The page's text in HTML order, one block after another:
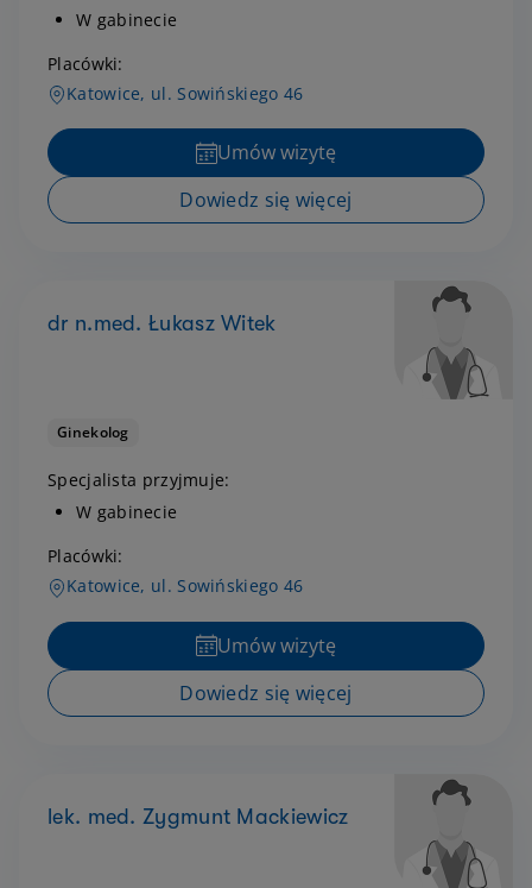
W gabinecie
Placówki:
Katowice, ul. Sowińskiego 46
Umów wizytę
Dowiedz się więcej
dr n.med. Łukasz Witek
Ginekolog
Specjalista przyjmuje:
W gabinecie
Placówki:
Katowice, ul. Sowińskiego 46
Umów wizytę
Dowiedz się więcej
lek. med. Zygmunt Mackiewicz